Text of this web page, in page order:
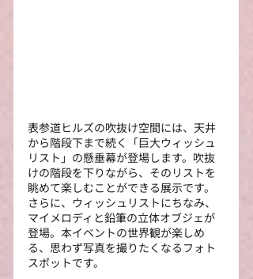
表参道ヒルズの吹抜け空間には、天井
から階段下まで続く「巨大ウィッシュ
リスト」の懸垂幕が登場します。吹抜
けの階段を下りながら、そのリストを
眺めて楽しむことができる展示です。
さらに、ウィッシュリストにちなみ、
マイメロディと鉛筆の立体オブジェが
登場。本イベントの世界観が楽しめ
る、思わず写真を撮りたくなるフォト
スポットです。